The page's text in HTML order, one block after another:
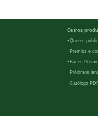
Outros
-Queres
- Premios e
- Bases
- Próximos
-Católogo